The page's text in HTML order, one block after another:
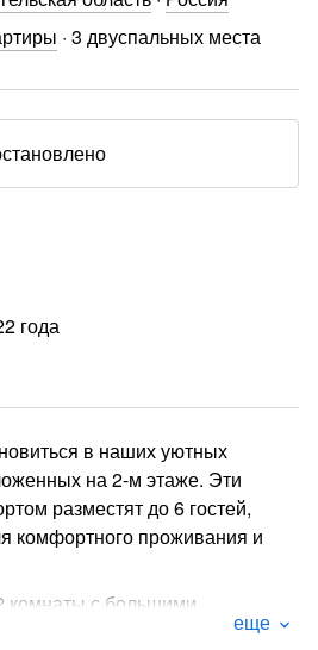
· 3 двуспальных места
года
в наших уютных
на 2-м этаже. Эти
разместят до 6 гостей,
комфортного проживания и
комнаты с большими
еще